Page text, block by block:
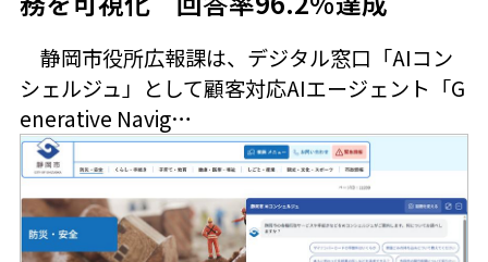
静岡市役所広報課は、デジタル窓口「AIコン
シェルジュ」として顧客対応AIエージェント「G
enerative Navig…